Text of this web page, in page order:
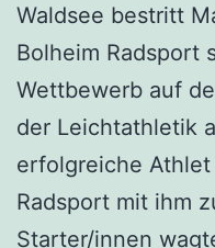
Waldsee bestritt
Bolheim Radsport
Wettbewerb auf
der Leichtathletik
erfolgreiche
Radsport mit ihm
Starter/innen